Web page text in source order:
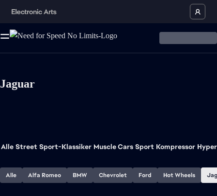
Jaguar
Alle Street Sport-Klassiker Muscle Cars Sport Kompressor Hyper
Alle Alfa Romeo BMW Chevrolet Ford Hot Wheels